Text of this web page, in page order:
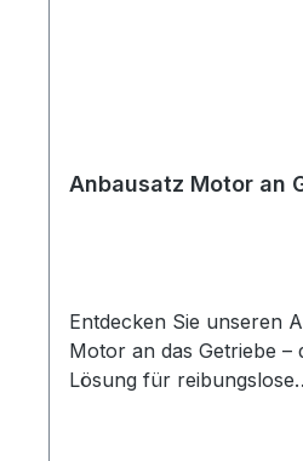
Anbausatz Motor an
Entdecken Sie unseren
Motor an das Getriebe –
Lösung für reibungslose